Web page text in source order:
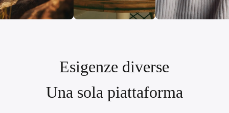
immagine 2.5k Crea immagine 801 Crea video 2.8k
Esigenze diverse
Una sola piattaforma